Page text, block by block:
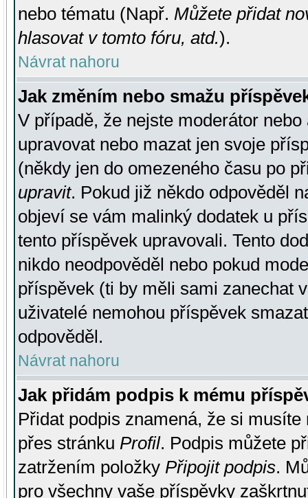
nebo tématu (Např. Můžete přidat
hlasovat v tomto fóru, atd.).
Návrat nahoru
Jak změním nebo smažu
V případě, že nejste moderátor
upravovat nebo mazat jen svoje
(někdy jen do omezeného času po
upravit. Pokud již někdo odpověděl
objeví se vám malinký dodatek u
tento příspěvek upravovali. Tento
nikdo neodpověděl nebo pokud
příspěvek (ti by měli sami zanechat
uživatelé nemohou příspěvek
odpověděl.
Návrat nahoru
Jak přidám podpis k mému
Přidat podpis znamená, že si
přes stránku Profil. Podpis můžete
zatržením položky Připojit podpis.
pro všechny vaše příspěvky